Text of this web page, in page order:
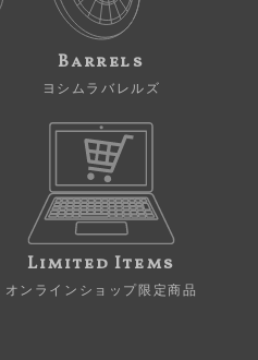
Barrels
ヨシムラバレルズ
Limited Items
オンラインショップ限定商品